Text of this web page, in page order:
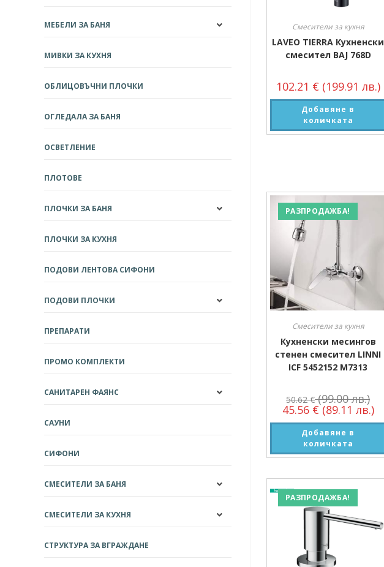
Смесители за кухня
LAVEO TIERRA Кухненски
смесител BAJ 768D
102.21 € (199.91 лв.)
Добавяне в
количката
РАЗПРОДАЖБА!
Смесители за кухня
Кухненски месингов
стенен смесител LINNI
ICF 5452152 M7313
50.62€ (99.00 лв.)
45.56 € (89.11 лв.)
Добавяне в
количката
РАЗПРОДАЖБА!
МЕБЕЛИ ЗА БАНЯ
МИВКИ ЗА КУХНЯ
ОБЛИЦОВЪЧНИ ПЛОЧКИ
ОГЛЕДАЛА ЗА БАНЯ
ОСВЕТЛЕНИЕ
ПЛОТОВЕ
ПЛОЧКИ ЗА БАНЯ
ПЛОЧКИ ЗА КУХНЯ
ПОДОВИ ЛЕНТОВА СИФОНИ
ПОДОВИ ПЛОЧКИ
ПРЕПАРАТИ
ПРОМО КОМПЛЕКТИ
САНИТАРЕН ФАЯНС
САУНИ
СИФОНИ
СМЕСИТЕЛИ ЗА БАНЯ
СМЕСИТЕЛИ ЗА КУХНЯ
СТРУКТУРА ЗА ВГРАЖДАНЕ